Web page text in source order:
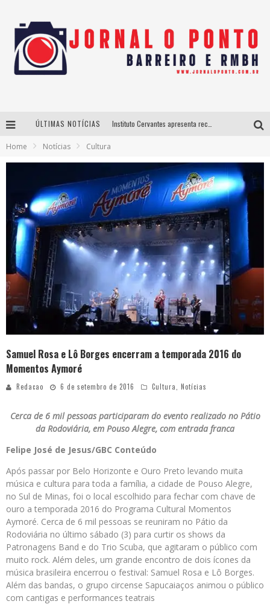
ÚLTIMAS NOTÍCIAS
BH recebe nesta quinta-feira lançamento do jogo “Coleta Seletiva” com roda de conversa entre agentes da sustentabilidade
Projeta Cultura abre inscrições gratuitas em São João del-Rei para oficinas de elaboração de projetos culturais e inteligência artificial
Home Notícias Cultura
Samuel Rosa e Lô Borges encerram a temporada 2016 do
Momentos Aymoré
Redacao 6 de setembro de 2016 Cultura Notícias
Cerca de 6 mil pessoas participaram do evento realizado no Pátio
da Rodoviária, em Pouso Alegre, com entrada franca
Felipe José de Jesus/GBC Conteúdo
Após passar por Belo Horizonte e Ouro Preto levando muita
música e cultura para toda a família, a cidade de Pouso Alegre,
no Sul de Minas, foi o local escolhido para fechar com chave de
ouro a temporada 2016 do Programa Cultural Momentos
Aymoré. Cerca de 6 mil pessoas se reuniram no Pátio da
Rodoviária no último sábado (3) para curtir os shows da
Patronagens Band e do Trio Scuba, que agitaram o público com
muito rock. Além deles, um grande encontro de dois ícones da
música brasileira encerrou o festival: Samuel Rosa e Lô Borges.
Além das bandas, o grupo circense Sapucaiaços animou o público
com cantigas e performances teatrais